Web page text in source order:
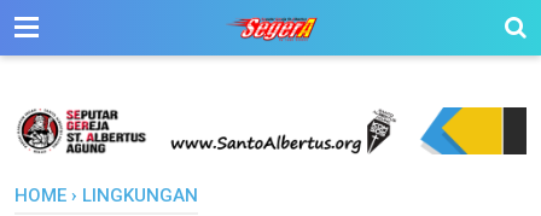
HOME › LINGKUNGAN